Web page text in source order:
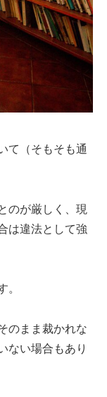
て（そもそも通
のが厳しく、現
は違法として強
。
のまま裁かれな
ない場合もあり